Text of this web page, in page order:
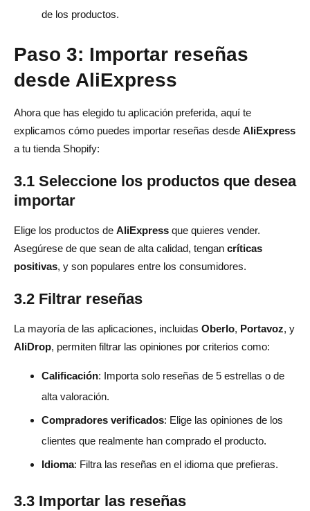
de los productos.
Paso 3: Importar reseñas
desde AliExpress
Ahora que has elegido tu aplicación preferida, aquí te
explicamos cómo puedes importar reseñas desde AliExpress
a tu tienda Shopify:
3.1 Seleccione los productos que desea
importar
Elige los productos de AliExpress que quieres vender.
Asegúrese de que sean de alta calidad, tengan críticas
positivas, y son populares entre los consumidores.
3.2 Filtrar reseñas
La mayoría de las aplicaciones, incluidas Oberlo, Portavoz, y
AliDrop, permiten filtrar las opiniones por criterios como:
Calificación: Importa solo reseñas de 5 estrellas o de
alta valoración.
Compradores verificados: Elige las opiniones de los
clientes que realmente han comprado el producto.
Idioma: Filtra las reseñas en el idioma que prefieras.
3.3 Importar las reseñas